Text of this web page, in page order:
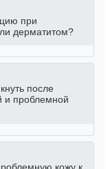
при
дерматитом?
после
и проблемной